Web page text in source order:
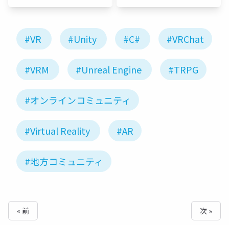
#VR #Unity #C# #VRChat
#VRM #Unreal Engine #TRPG
#オンラインコミュニティ
#Virtual Reality #AR
#地方コミュニティ
« 前 次 »